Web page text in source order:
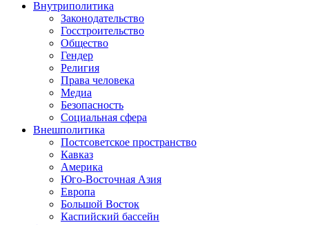
Внутриполитика
Законодательство
Госстроительство
Общество
Гендер
Религия
Права человека
Медиа
Безопасность
Социальная сфера
Внешполитика
Постсоветское пространство
Кавказ
Америка
Юго-Восточная Азия
Европа
Большой Восток
Каспийский бассейн